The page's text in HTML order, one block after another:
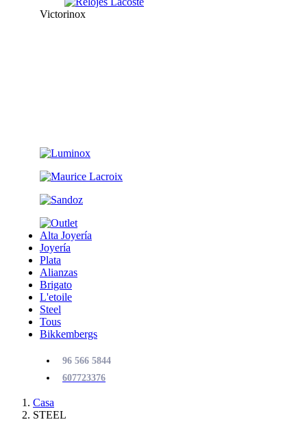
Victorinox
Alta Joyería
Joyería
Plata
Alianzas
Brigato
L'etoile
Steel
Tous
Bikkembergs
96 566 5844
607723376
Casa
STEEL